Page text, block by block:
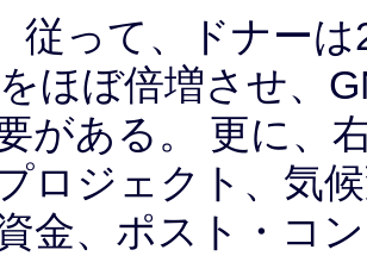
従って、ドナー
ほぼ倍増させ、
がある。 更に、
ロジェクト、気
金、ポスト・コ